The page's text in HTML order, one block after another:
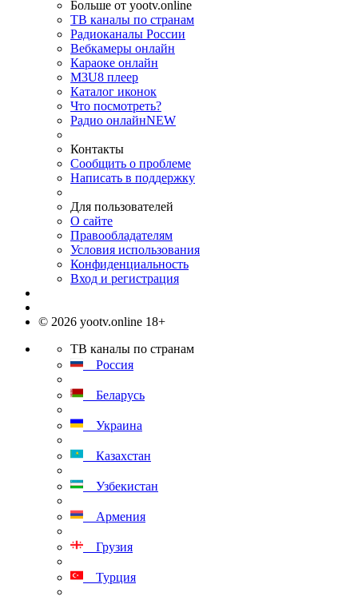
Больше от yootv.online
ТВ каналы по странам
Радиоканалы России
Вебкамеры онлайн
Караоке онлайн
M3U8 плеер
Каталог иконок
Что посмотреть?
Радио онлайнNEW
Контакты
Сообщить о проблеме
Написать в поддержку
Для пользователей
О сайте
Правообладателям
Условия использования
Конфиденциальность
Вход и регистрация
© 2026 yootv.online 18+
ТВ каналы по странам
Россия
Беларусь
Украина
Казахстан
Узбекистан
Армения
Грузия
Турция